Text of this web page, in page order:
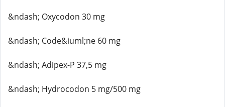
&ndash; Oxycodon 30 mg
&ndash; Code&iuml;ne 60 mg
&ndash; Adipex-P 37,5 mg
&ndash; Hydrocodon 5 mg/500 mg